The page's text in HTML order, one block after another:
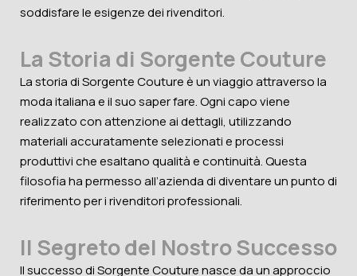
soddisfare le esigenze dei rivenditori.
La Storia di Sorgente Couture
La storia di Sorgente Couture è un viaggio attraverso la
moda italiana e il suo saper fare. Ogni capo viene
realizzato con attenzione ai dettagli, utilizzando
materiali accuratamente selezionati e processi
produttivi che esaltano qualità e continuità. Questa
filosofia ha permesso all’azienda di diventare un punto di
riferimento per i rivenditori professionali.
Il Segreto del Nostro Successo
Il successo di Sorgente Couture nasce da un approccio